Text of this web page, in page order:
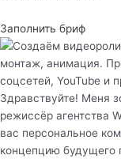
Заполнить бриф
Здравствуйте! Меня
режиссёр агентства
вас персональное
концепцию будущего